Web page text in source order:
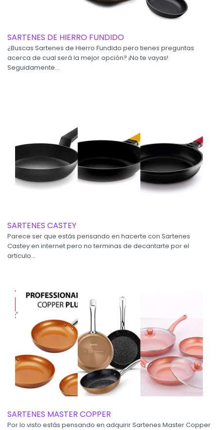
SARTENES DE HIERRO FUNDIDO
¿Buscas Sartenes de Hierro Fundido pero tienes preguntas
acerca de cual será la mejor opción? ¡No te vayas!
Seguidamente...
SARTENES CASTEY
Parece ser que estás pensando en hacerte con Sartenes
Castey en internet pero no terminas de decantarte por el
articulo...
SARTENES MASTER COPPER
Por lo visto estás pensando en adquirir Sartenes Master Copper